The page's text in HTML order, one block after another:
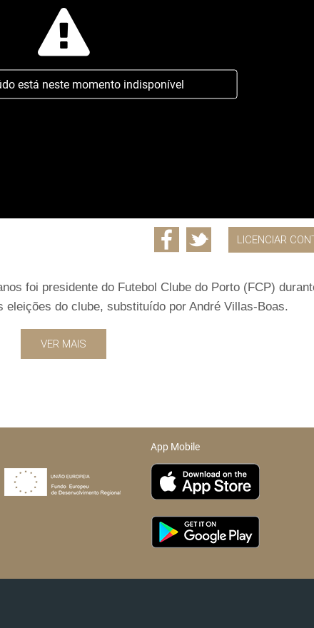
está neste momento indisponível
LICENCIAR
foi presidente do Futebol Clube do Porto (FCP)
eleições do clube, substituído por André Villas-Boas.
VER MAIS
App Mobile